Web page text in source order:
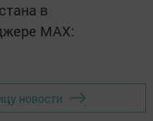
в
MАХ:
новости